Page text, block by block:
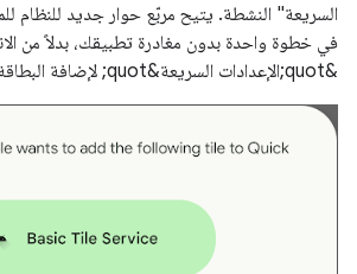
السريعة" النشطة. يتيح مربّع حوار جديد للنظام
في خطوة واحدة بدون مغادرة تطبيقك، بدلاً من
&quot;الإعدادات السريعة&quot; لإضافة البطاقة.